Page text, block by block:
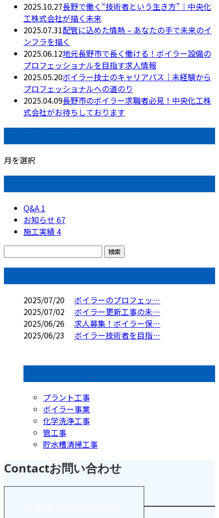
2025.10.27長野で働く“技術者という生き方”｜中央化
工株式会社が描く未来
2025.07.31配管に込めた情熱 – あなたの手で未来のイ
ンフラを描く
2025.06.12地元長野市で長く働ける！ボイラー設備の
プロフェッショナルを目指す求人情報
2025.05.20ボイラー技士のキャリアパス｜未経験から
プロフェッショナルへの道のり
2025.04.09長野市のボイラー求職者必見！中央化工株
式会社がお待ちしております
月を選択
Q&A 1
お知らせ 67
施工実績4
2025/07/20
ボイラーのプロフェッ…
2025/07/02
ボイラー更新工事の未…
2025/06/26
求人募集！ボイラー保…
2025/06/23
ボイラー技術者を目指…
プラント工事
ボイラー事業
化学洗浄工事
管工事
貯水槽清掃工事
Contactお問い合わせ